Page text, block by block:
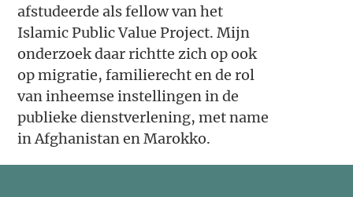
afstudeerde als fellow van het
Islamic Public Value Project. Mijn
onderzoek daar richtte zich op ook
op migratie, familierecht en de rol
van inheemse instellingen in de
publieke dienstverlening, met name
in Afghanistan en Marokko.